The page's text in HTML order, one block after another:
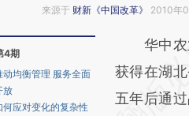
来源于 财新《中国改革》 2010年
4期
动均衡管理 服务全面
放
何应对变化的复杂性
请务必在
AI
[https://
华中农
获得在湖
五年后通